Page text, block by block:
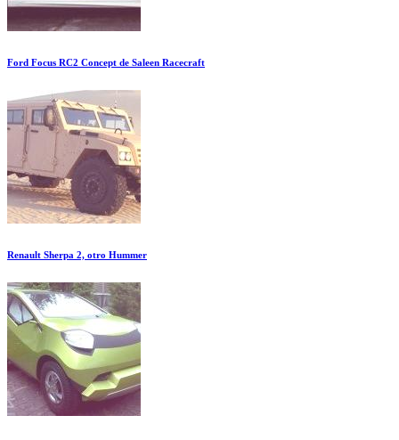
Ford Focus RC2 Concept de Saleen Racecraft
Renault Sherpa 2, otro Hummer